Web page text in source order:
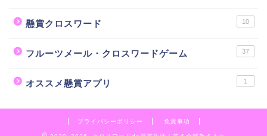
懸賞クロスワード 10
フルーツメール・クロスワードゲーム 37
オススメ懸賞アプリ 1
プライバシーポリシー 免責事項